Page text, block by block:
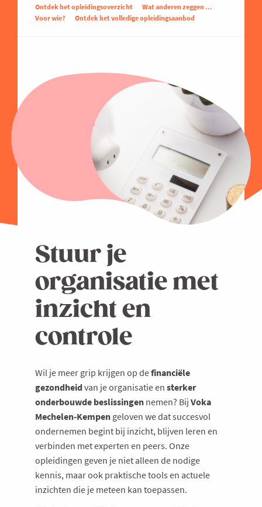
Ontdek het opleidingsoverzicht
Wat anderen zeggen ...
Voor wie?
Ontdek het volledige opleidingsaanbod
Stuur je
organisatie met
inzicht en
controle
Wil je meer grip krijgen op definanciële
gezondheid van je organisatie en sterker
onderbouwde beslissingen nemen? Bij Voka
Mechelen-Kempen geloven we dat succesvol
ondernemen begint bij inzicht, blijven leren en
verbinden met experten en peers. Onze
opleidingen geven je niet alleen de nodige
kennis, maar ook praktische tools en actuele
inzichten die je meteen kan toepassen.